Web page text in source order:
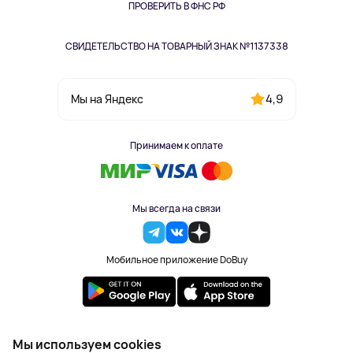
ПРОВЕРИТЬ В ФНС РФ
СВИДЕТЕЛЬСТВО НА ТОВАРНЫЙ ЗНАК №1137338
Мы на Яндекс 4,9
Принимаем к оплате
Мы всегда на связи
Мобильное приложение DoBuy
Одежда и аксессуары
2023-2026 © DoBuy. Все права защищены
Мы используем cookies